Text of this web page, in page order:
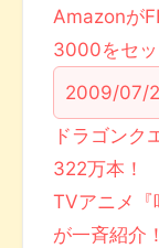
Amazonが
3000をセッ
2009/07/
ドラゴンク
322万本！
TVアニメ
が一斉紹介！